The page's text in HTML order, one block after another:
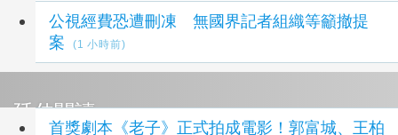
公視經費恐遭刪凍 無國界記者組織等籲撤提
案
(1 小時前)
延伸閱讀
首獎劇本《老子》正式拍成電影！郭富城、王柏